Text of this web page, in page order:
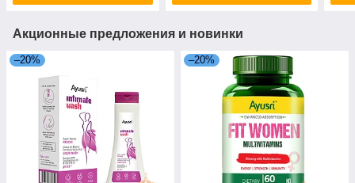
Акционные предложения и новинки
–20% –20%